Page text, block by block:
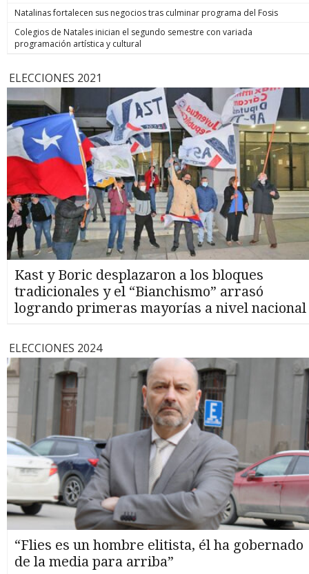
Natalinas fortalecen sus negocios tras culminar programa del Fosis
Colegios de Natales inician el segundo semestre con variada
programación artística y cultural
ELECCIONES 2021
Kast y Boric desplazaron a los bloques
tradicionales y el “Bianchismo” arrasó
logrando primeras mayorías a nivel nacional
ELECCIONES 2024
“Flies es un hombre elitista, él ha gobernado
de la media para arriba”